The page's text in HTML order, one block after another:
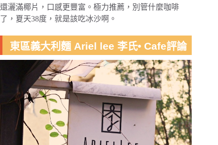
還灑滿椰片，口感更豐富。極力推薦，別管什麼咖啡
了，夏天38度，就是該吃冰沙啊。
東區義大利麵 Ariel lee 李氏• Cafe評論